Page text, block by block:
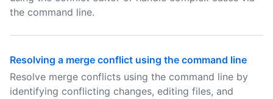
the command line.
Resolving a merge conflict using the command line
Resolve merge conflicts using the command line by
identifying conflicting changes, editing files, and